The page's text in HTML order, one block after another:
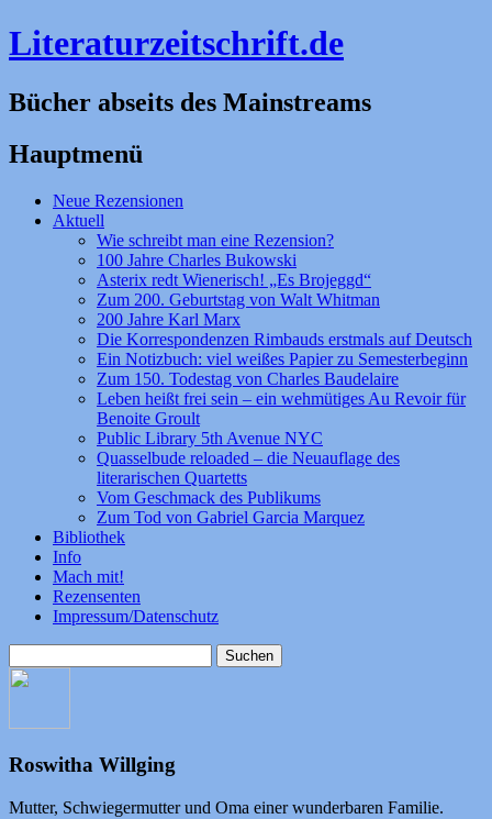
Literaturzeitschrift.de
Bücher abseits des Mainstreams
Hauptmenü
Zum
Inhalt
Neue Rezensionen
Aktuell
Wie schreibt man eine Rezension?
100 Jahre Charles Bukowski
Asterix redt Wienerisch! „Es Brojeggd“
Zum 200. Geburtstag von Walt Whitman
200 Jahre Karl Marx
Die Korrespondenzen Rimbauds erstmals auf Deutsch
Ein Notizbuch: viel weißes Papier zu Semesterbeginn
Zum 150. Todestag von Charles Baudelaire
Leben heißt frei sein – ein wehmütiges Au Revoir für
Benoite Groult
Public Library 5th Avenue NYC
Quasselbude reloaded – die Neuauflage des
literarischen Quartetts
Vom Geschmack des Publikums
Zum Tod von Gabriel Garcia Marquez
Bibliothek
Info
Mach mit!
Rezensenten
Impressum/Datenschutz
nach:
Roswitha Willging
Mutter, Schwiegermutter und Oma einer wunderbaren Familie.